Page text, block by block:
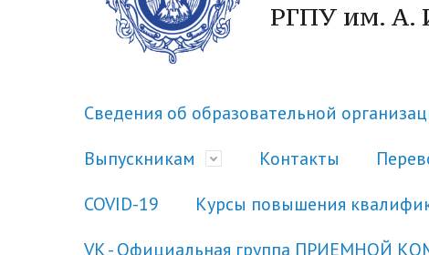
РГПУ им. А.
Сведения об образовательной
Выпускникам Контакты
COVID-19
Курсы повышения
VK - Официальная группа ПРИЕМНОЙ